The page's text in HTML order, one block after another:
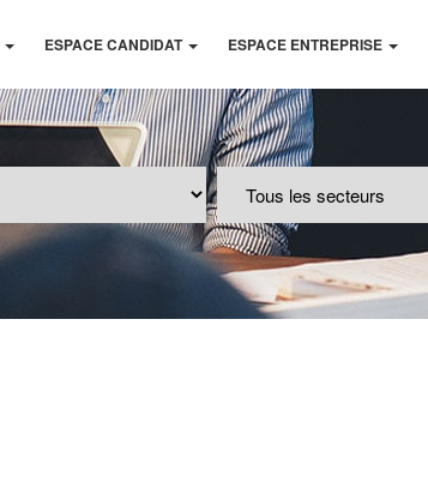
ESPACE CANDIDAT ESPACE ENTREPRISE